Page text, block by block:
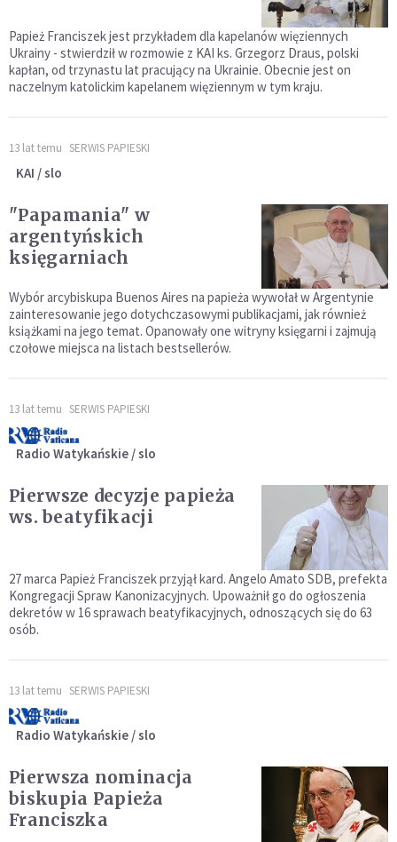
Papież Franciszek jest przykładem dla kapelanów więziennych
Ukrainy - stwierdził w rozmowie z KAI ks. Grzegorz Draus, polski
kapłan, od trzynastu lat pracujący na Ukrainie. Obecnie jest on
naczelnym katolickim kapelanem więziennym w tym kraju.
13 lat temu SERWIS PAPIESKI
KAI / slo
"Papamania" w
argentyńskich
księgarniach
Wybór arcybiskupa Buenos Aires na papieża wywołał w Argentynie
zainteresowanie jego dotychczasowymi publikacjami, jak również
książkami na jego temat. Opanowały one witryny księgarni i zajmują
czołowe miejsca na listach bestsellerów.
13 lat temu SERWIS PAPIESKI
Radio Watykańskie / slo
Pierwsze decyzje papieża
ws. beatyfikacji
27 marca Papież Franciszek przyjął kard. Angelo Amato SDB, prefekta
Kongregacji Spraw Kanonizacyjnych. Upoważnił go do ogłoszenia
dekretów w 16 sprawach beatyfikacyjnych, odnoszących się do 63
osób.
13 lat temu SERWIS PAPIESKI
Radio Watykańskie / slo
Pierwsza nominacja
biskupia Papieża
Franciszka